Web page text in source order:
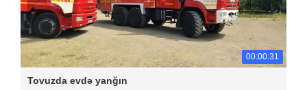
00:00:31
Tovuzda evdə yanğın